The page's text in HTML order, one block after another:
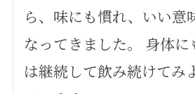
ら、味にも慣れ、いい意
なってきました。 身体
は継続して飲み続けてみ